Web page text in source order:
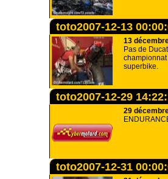
toto2007-12-13
13
Pas de
superbike.
toto2007-12-29
29
toto2007-12-31